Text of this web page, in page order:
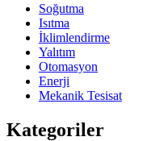
Soğutma
Isıtma
İklimlendirme
Yalıtım
Otomasyon
Enerji
Mekanik Tesisat
Kategoriler